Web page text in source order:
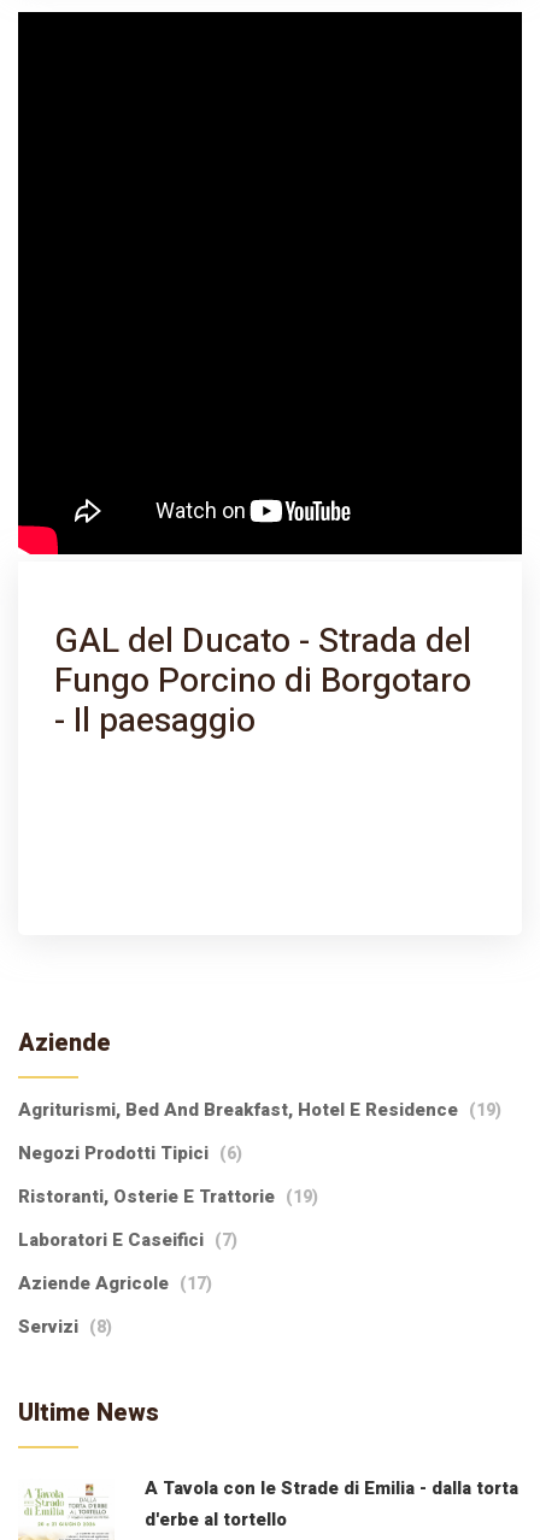
GAL del Ducato - Strada del
Fungo Porcino di Borgotaro
- Il paesaggio
Aziende
Agriturismi, Bed And Breakfast, Hotel E Residence (19)
Negozi Prodotti Tipici (6)
Ristoranti, Osterie E Trattorie (19)
Laboratori E Caseifici (7)
Aziende Agricole (17)
Servizi (8)
Ultime News
A Tavola con le Strade di Emilia - dalla torta
d'erbe al tortello